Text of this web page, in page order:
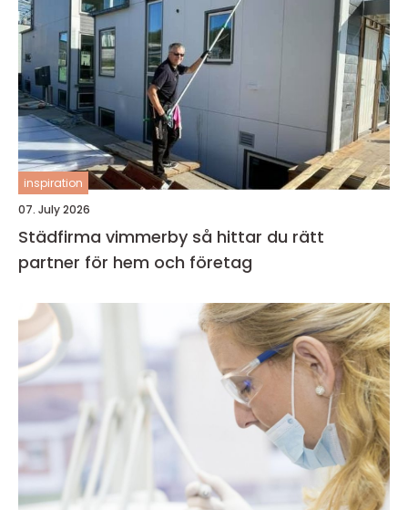
inspiration
07. July 2026
Städfirma vimmerby så hittar du rätt
partner för hem och företag